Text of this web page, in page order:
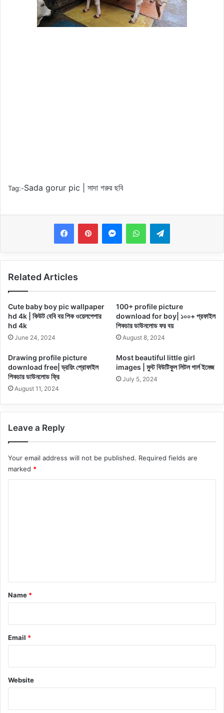
Tag:-Sada gorur pic | সাদা গরুর ছবি
MessengerWhatsAppTelegram
Related Articles
Cute baby boy pic wallpaper
hd 4k | কিউট বেবি বয় পিক ওয়েলপেপার
hd 4k
June 24, 2024
100+ profile picture
download for boy| ১০০+ প্রফাইল
পিকচার ডাউনলোড ফর বয়
August 8, 2024
Drawing profile picture
download free| ড্রয়িং প্রোফাইল
পিকচার ডাউনলোড ফ্রি
August 11, 2024
Most beautiful little girl
images | মুস্ট বিউটিফুল লিটল গার্ল ইমেজ
July 5, 2024
Leave a Reply
Your email address will not be published. Required fields are
marked *
*
Name *
Email *
Website